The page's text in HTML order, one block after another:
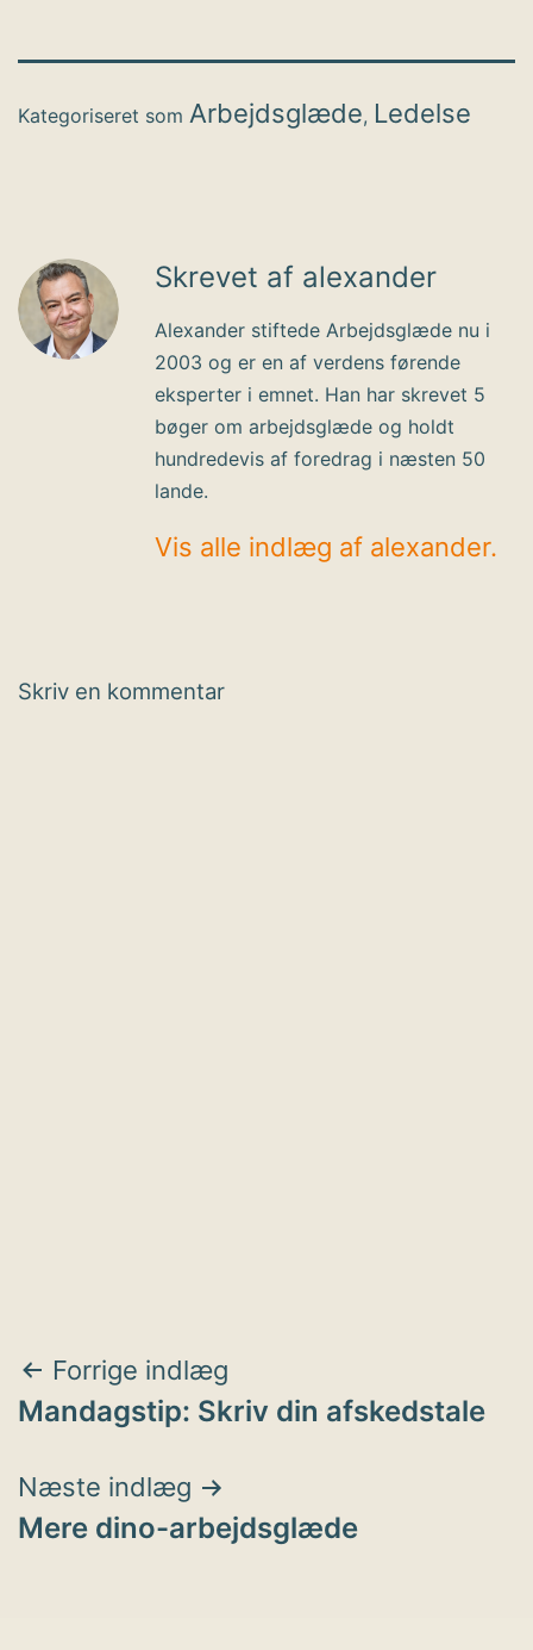
Kategoriseret som Arbejdsglæde, Ledelse
Skrevet af alexander
Alexander stiftede Arbejdsglæde nu i
2003 og er en af verdens førende
eksperter i emnet. Han har skrevet 5
bøger om arbejdsglæde og holdt
hundredevis af foredrag i næsten 50
lande.
Vis alle indlæg af alexander.
Skriv en kommentar
Indlægsnavigation
Forrige indlæg
Mandagstip: Skriv din afskedstale
Næste indlæg
Mere dino-arbejdsglæde